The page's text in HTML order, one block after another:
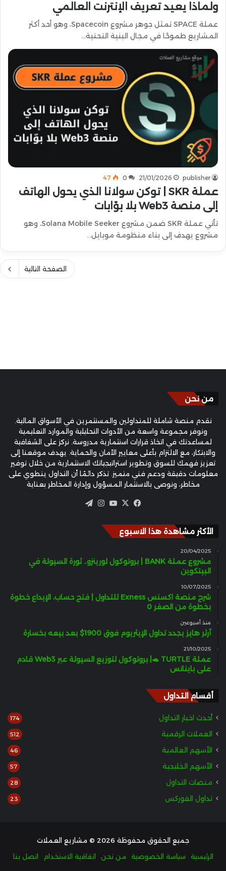
ولماذا يعيد تعريف الإنترنت العالمي
عملة SPACE تمثل جوهر مشروع Spacecoin، وهو أحد أكثر
المشاريع طموحًا في مجال البنية التحتية…
publisher
21/01/2026
0
47
عملة SKR | توكن سولانا الذي يحول الهاتف
إلى منصة Web3 بلا بوّابات
تأتي عملة SKR ضمن مشروع Solana Mobile Seeker، وهو
مشروع يهدف إلى بناء منظومة موبايل…
الصفحة التالية
من نحن
نقدم منصة شاملة للمتداولين والمستثمرين في الأسواق المالية.
ونوفر مجموعة واسعة من الأدوات التحليلية والموارد التعليمية
لمساعدتك في اتخاذ قرارات استثمارية مدروسة. نركز على الشفافية
والابتكار، مع الالتزام بأعلى معايير الأمان والحماية. يهدف موقعنا إلى
تعزيز فهمك للسوق وتطوير استراتيجياتك الاستثمارية من خلال توفير
معلومات دقيقة ودعم فني متميز. تذكر دائمًا أن التداول ينطوي على
مخاطر، ونوصي بالاستثمار المسؤول وإدارة المخاطر بعناية
فيسبوك
‫X
‫YouTube
انستقرام
الأكثر مشاهدة هذا الاسبوع
20/04/2025
مشروع عملة BANK | بروتوكول لورينزو.. ثورة السيولة في
البيتكوين
10/07/2025
شرح منصة اكسنس Exness للتداول | فتح حساب، الإيداع خطوة
بخطوة من الصفر 0
منذ أسبوعين
آرثر هايز يجدد تداول الإيثريوم فوق 1900$ بعد بيعه بخسارة
21/10/2025
عملة TURTLE 🐢| بروتوكول لتوزيع السيولة عبر Web3 قادم
على باينانس
أقسام التداول
أحدث اخبار التداول 174
العملات الرقمية 512
الأسهم العالمية 46
الأسهم الخليجية 57
منصات التداول 28
تداول الفوركس 23
جميع الحقوق محفوظة 2026 © مشاريع العملات
الرئيسية
سياسة الخصوصية من نحن اتفاقية الاستخدام اتصل بنا